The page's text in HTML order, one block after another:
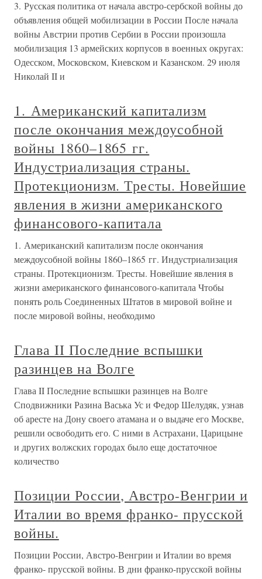
3. Русская политика от начала австро-сербской войны до
объявления общей мобилизации в России После начала
войны Австрии против Сербии в России произошла
мобилизация 13 армейских корпусов в военных округах:
Одесском, Московском, Киевском и Казанском. 29 июля
Николай II и
1. Американский капитализм
после окончания междоусобной
войны 1860–1865 гг.
Индустриализация страны.
Протекционизм. Тресты. Новейшие
явления в жизни американского
финансового-капитала
1. Американский капитализм после окончания
междоусобной войны 1860–1865 гг. Индустриализация
страны. Протекционизм. Тресты. Новейшие явления в
жизни американского финансового-капитала Чтобы
понять роль Соединенных Штатов в мировой войне и
после мировой войны, необходимо
Глава II Последние вспышки
разинцев на Волге
Глава II Последние вспышки разинцев на Волге
Сподвижники Разина Васька Ус и Федор Шелудяк, узнав
об аресте на Дону своего атамана и о выдаче его Москве,
решили освободить его. С ними в Астрахани, Царицыне
и других волжских городах было еще достаточное
количество
Позиции России, Австро-Венгрии и
Италии во время франко- прусской
войны.
Позиции России, Австро-Венгрии и Италии во время
франко- прусской войны. В дни франко-прусской войны